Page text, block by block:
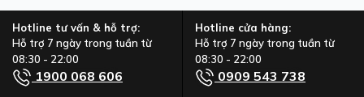
Hotline tư vấn & hỗ trợ:
Hỗ trợ 7 ngày trong tuần từ
08:30 - 22:00
1900 068 606
Hotline cửa hàng:
Hỗ trợ 7 ngày trong tuần từ
08:30 - 22:00
0909 543 738